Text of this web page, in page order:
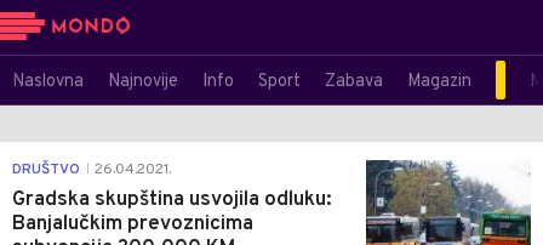
Naslovna Najnovije Info Sport Zabava Magazin
DRUŠTVO 26.04.2021.
Gradska skupština usvojila odluku:
Banjalučkim prevoznicima